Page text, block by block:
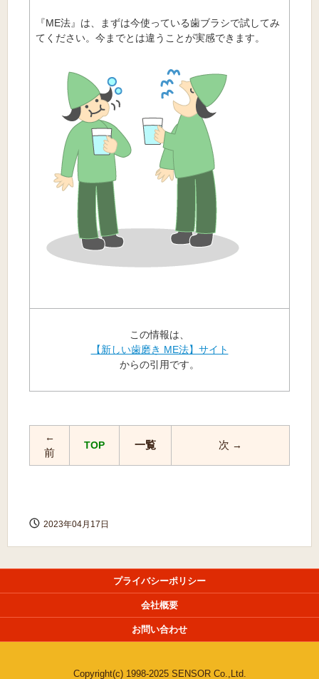
『ME法』は、まずは今使っている歯ブラシで試してみ
てください。今までとは違うことが実感できます。
この情報は、
【新しい歯磨き ME法】サイト
からの引用です。
←
前
TOP 一覧 次 →
2023年04月17日
プライバシーポリシー
会社概要
お問い合わせ
Copyright(c) 1998-2025 SENSOR Co.,Ltd.